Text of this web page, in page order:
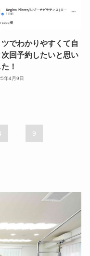
ツでわかりやすくて自
回予約したいと思い
！
年4月9日
9